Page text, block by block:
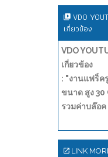
VDO
เกี่ยวข้อง
VDO
เกี่ยวข้อง
: "งานแฟร็ค
ขนาด สูง 30
รวมค่าบล๊อค
LINK